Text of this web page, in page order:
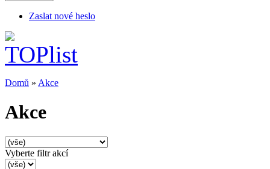
Zaslat nové heslo
Domů » Akce
Akce
Vyberte filtr akcí